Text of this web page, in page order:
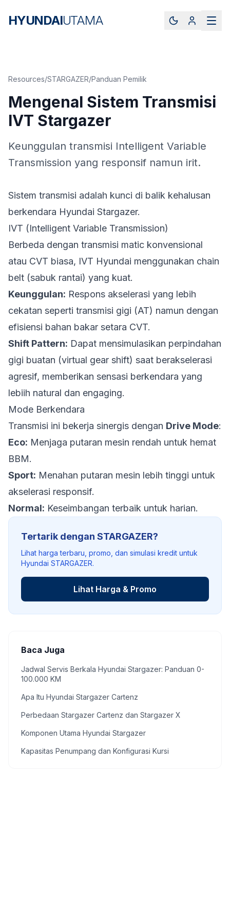
HYUNDAIUTAMA
Resources/STARGAZER/Panduan Pemilik
Mengenal Sistem Transmisi
IVT Stargazer
Keunggulan transmisi Intelligent Variable
Transmission yang responsif namun irit.
Sistem transmisi adalah kunci di balik kehalusan
berkendara Hyundai Stargazer.
IVT (Intelligent Variable Transmission)
Berbeda dengan transmisi matic konvensional
atau CVT biasa, IVT Hyundai menggunakan chain
belt (sabuk rantai) yang kuat.
Keunggulan: Respons akselerasi yang lebih
cekatan seperti transmisi gigi (AT) namun dengan
efisiensi bahan bakar setara CVT.
Shift Pattern: Dapat mensimulasikan perpindahan
gigi buatan (virtual gear shift) saat berakselerasi
agresif, memberikan sensasi berkendara yang
lebiih natural dan engaging.
Mode Berkendara
Transmisi ini bekerja sinergis dengan Drive Mode:
Eco: Menjaga putaran mesin rendah untuk hemat
BBM.
Sport: Menahan putaran mesin lebih tinggi untuk
akselerasi responsif.
Normal: Keseimbangan terbaik untuk harian.
Tertarik dengan STARGAZER?
Lihat harga terbaru, promo, dan simulasi kredit untuk
Hyundai STARGAZER.
Lihat Harga & Promo
Baca Juga
Jadwal Servis Berkala Hyundai Stargazer: Panduan 0-
100.000 KM
Apa Itu Hyundai Stargazer Cartenz
Perbedaan Stargazer Cartenz dan Stargazer X
Komponen Utama Hyundai Stargazer
Kapasitas Penumpang dan Konfigurasi Kursi